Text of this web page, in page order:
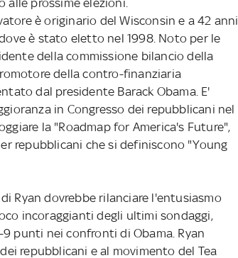
è originario del Wisconsin e a 42 anni
è stato eletto nel 1998. Noto per le
della commissione bilancio della
della contro-finanziaria
dal presidente Barack Obama. E'
in Congresso dei repubblicani nel
la "Roadmap for America's Future",
repubblicani che si definiscono "Young
Ryan dovrebbe rilanciare l'entusiasmo
incoraggianti degli ultimi sondaggi,
punti nei confronti di Obama. Ryan
repubblicani e al movimento del Tea